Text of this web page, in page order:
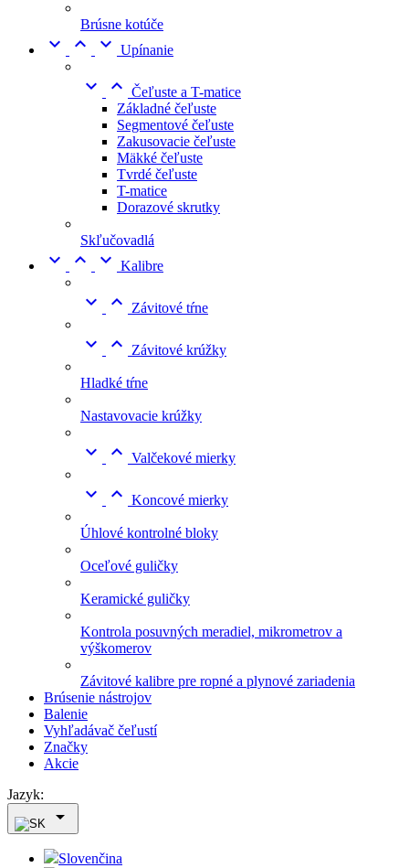
Brúsne kotúče
   Upínanie
  Čeľuste a T-matice
Základné čeľuste
Segmentové čeľuste
Zakusovacie čeľuste
Mäkké čeľuste
Tvrdé čeľuste
T-matice
Dorazové skrutky
Skľučovadlá
   Kalibre
  Závitové tŕne
  Závitové krúžky
Hladké tŕne
Nastavovacie krúžky
  Valčekové mierky
  Koncové mierky
Úhlové kontrolné bloky
Oceľové guličky
Keramické guličky
Kontrola posuvných meradiel, mikrometrov a
výškomerov
Závitové kalibre pre ropné a plynové zariadenia
Brúsenie nástrojov
Balenie
Vyhľadávač čeľustí
Značky
Akcie
Jazyk:

Slovenčina